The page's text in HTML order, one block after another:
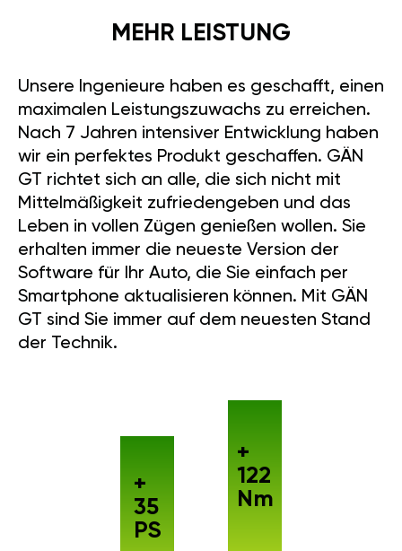
MEHR LEISTUNG
Unsere Ingenieure haben es geschafft, einen
maximalen Leistungszuwachs zu erreichen.
Nach 7 Jahren intensiver Entwicklung haben
wir ein perfektes Produkt geschaffen. GÄN
GT richtet sich an alle, die sich nicht mit
Mittelmäßigkeit zufriedengeben und das
Leben in vollen Zügen genießen wollen. Sie
erhalten immer die neueste Version der
Software für Ihr Auto, die Sie einfach per
Smartphone aktualisieren können. Mit GÄN
GT sind Sie immer auf dem neuesten Stand
der Technik.
+
35
PS
+
122
Nm